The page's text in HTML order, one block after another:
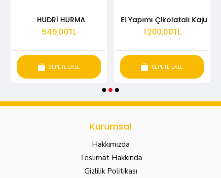
HUDRİ HURMA
549,00TL
SEPETE EKLE
El Yapımı Çikolatalı Kaju
1.200,00TL
SEPETE EKLE
Kurumsal
Hakkımızda
Teslimat Hakkında
Gizlilik Politikası